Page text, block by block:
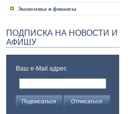
Экономика и финансы
ПОДПИСКА НА НОВОСТИ И
АФИШУ
Ваш e-Mail адрес